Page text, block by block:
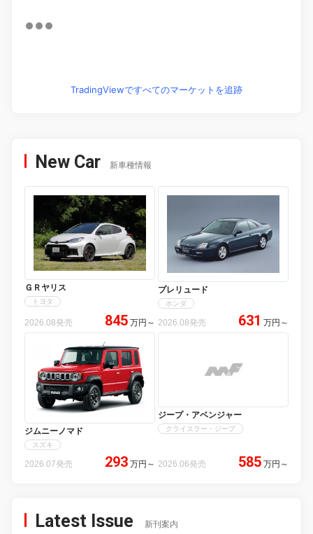
TradingViewですべてのマーケットを追跡
New Car 新車種情報
ＧＲヤリス
トヨタ
2026.08発売 845 万円 ～
プレリュード
ホンダ
2026.08発売 631 万円 ～
ジムニーノマド
スズキ
2026.07発売 293 万円 ～
ジープ・アベンジャー
クライスラー・ジープ
2026.06発売 585 万円 ～
Latest Issue 新刊案内